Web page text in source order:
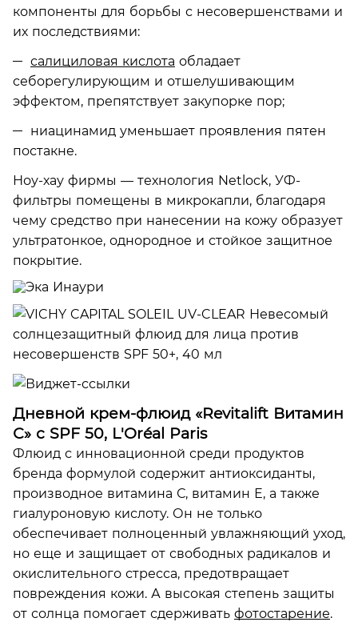
компоненты для борьбы с несовершенствами и
их последствиями:
салициловая кислота обладает
себорегулирующим и отшелушивающим
эффектом, препятствует закупорке пор;
ниацинамид уменьшает проявления пятен
постакне.
Ноу-хау фирмы — технология Netlock, УФ-
фильтры помещены в микрокапли, благодаря
чему средство при нанесении на кожу образует
ультратонкое, однородное и стойкое защитное
покрытие.
Дневной крем-флюид «Revitalift Витамин
С» с SPF 50, L'Oréal Paris
Флюид с инновационной среди продуктов
бренда формулой содержит антиоксиданты,
производное витамина С, витамин Е, а также
гиалуроновую кислоту. Он не только
обеспечивает полноценный увлажняющий уход,
но еще и защищает от свободных радикалов и
окислительного стресса, предотвращает
повреждения кожи. А высокая степень защиты
от солнца помогает сдерживать фотостарение.